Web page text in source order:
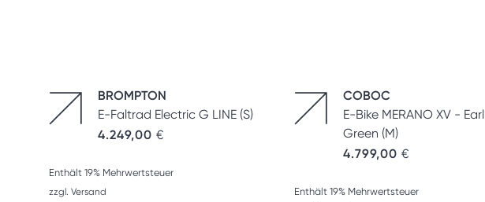
BROMPTON
E-Faltrad Electric G LINE (S)
4.249,00 €
Enthält 19% Mehrwertsteuer
zzgl. Versand
COBOC
E-Bike MERANO XV - Earl
Green (M)
4.799,00 €
Enthält 19% Mehrwertsteuer